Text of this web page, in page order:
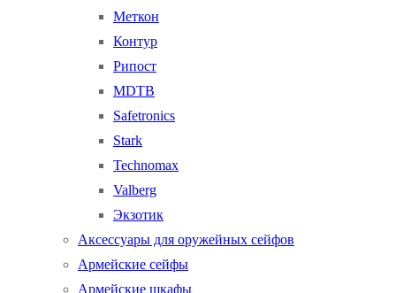
Меткон
Контур
Рипост
MDTB
Safetronics
Stark
Technomax
Valberg
Экзотик
Аксессуары для оружейных сейфов
Армейские сейфы
Армейские шкафы